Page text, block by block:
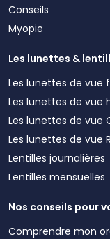
Conseils
Myopie
Les lunettes &
Les lunettes de vue
Les lunettes de vue
Les lunettes de vue
Les lunettes de vue
Lentilles journalières
Lentilles mensuelles
Nos conseils pour
Comprendre mon